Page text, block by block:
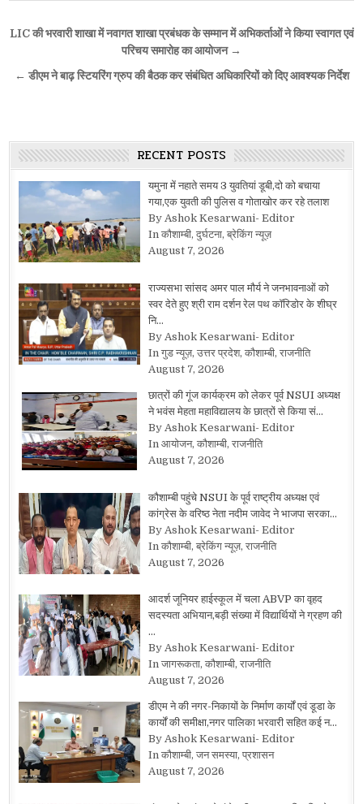
Post
LIC की भरवारी शाखा में नवागत शाखा प्रबंधक के सम्मान में अभिकर्ताओं ने किया स्वागत एवं
परिचय समारोह का आयोजन →
← डीएम ने बाढ़ स्टियरिंग ग्रुप की बैठक कर संबंधित अधिकारियों को दिए आवश्यक निर्देश
RECENT POSTS
यमुना में नहाते समय 3 युवतियां डूबी,दो को बचाया
गया,एक युवती की पुलिस व गोताखोर कर रहे तलाश
By Ashok Kesarwani- Editor
In कौशाम्बी, दुर्घटना, ब्रेकिंग न्यूज़
August 7, 2026
राज्यसभा सांसद अमर पाल मौर्य ने जनभावनाओं को
स्वर देते हुए श्री राम दर्शन रेल पथ कॉरिडोर के शीघ्र
नि…
By Ashok Kesarwani- Editor
In गुड न्यूज़, उत्तर प्रदेश, कौशाम्बी, राजनीति
August 7, 2026
छात्रों की गूंज कार्यक्रम को लेकर पूर्व NSUI अध्यक्ष
ने भवंस मेहता महाविद्यालय के छात्रों से किया सं…
By Ashok Kesarwani- Editor
In आयोजन, कौशाम्बी, राजनीति
August 7, 2026
कौशाम्बी पहुंचे NSUI के पूर्व राष्ट्रीय अध्यक्ष एवं
कांग्रेस के वरिष्ठ नेता नदीम जावेद ने भाजपा सरका…
By Ashok Kesarwani- Editor
In कौशाम्बी, ब्रेकिंग न्यूज़, राजनीति
August 7, 2026
आदर्श जूनियर हाईस्कूल में चला ABVP का वृहद
सदस्यता अभियान,बड़ी संख्या में विद्यार्थियों ने ग्रहण की
…
By Ashok Kesarwani- Editor
In जागरूकता, कौशाम्बी, राजनीति
August 7, 2026
डीएम ने की नगर-निकायों के निर्माण कार्यों एवं डूडा के
कार्यों की समीक्षा,नगर पालिका भरवारी सहित कई न…
By Ashok Kesarwani- Editor
In कौशाम्बी, जन समस्या, प्रशासन
August 7, 2026